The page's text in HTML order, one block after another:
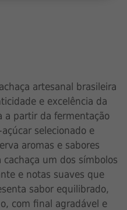
artesanal brasileira
e excelência da
a partir da fermentação
selecionado e
aromas e sabores
um dos símbolos
e notas suaves que
sabor equilibrado,
com final agradável e